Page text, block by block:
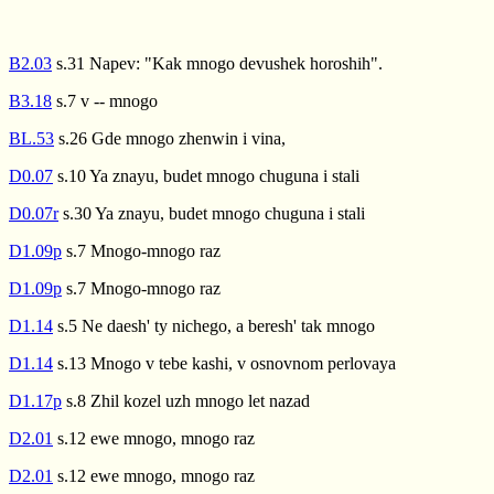
B2.03 s.31 Napev: "Kak mnogo devushek horoshih".
B3.18 s.7 v -- mnogo
BL.53 s.26 Gde mnogo zhenwin i vina,
D0.07 s.10 Ya znayu, budet mnogo chuguna i stali
D0.07rs.30 Ya znayu, budet mnogo chuguna i stali
D1.09p s.7 Mnogo-mnogo raz
D1.09p s.7 Mnogo-mnogo raz
D1.14 s.5 Ne daesh' ty nichego, a beresh' tak mnogo
D1.14 s.13 Mnogo v tebe kashi, v osnovnom perlovaya
D1.17p s.8 Zhil kozel uzh mnogo let nazad
D2.01 s.12 ewe mnogo, mnogo raz
D2.01 s.12 ewe mnogo, mnogo raz